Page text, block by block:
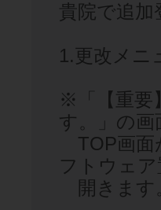
貴院で追
1.更改メニ
※「【重要
す。」の画
TOP画面
フトウェ
開きます